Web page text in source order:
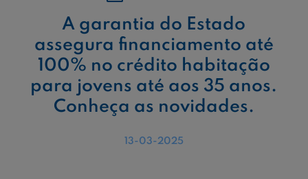
A garantia do Estado
assegura financiamento até
100% no crédito habitação
para jovens até aos 35 anos.
Conheça as novidades.
13-03-2025